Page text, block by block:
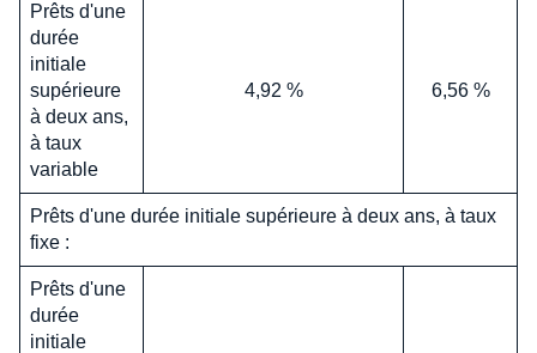
Prêts d'une
durée
initiale
supérieure
à deux ans,
à taux
variable
4,92 % 6,56 %
Prêts d'une durée initiale supérieure à deux ans, à taux
fixe :
Prêts d'une
durée
initiale